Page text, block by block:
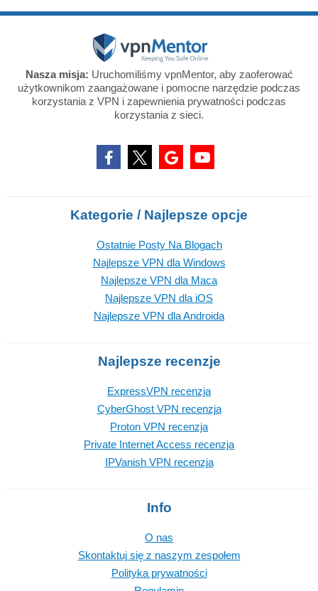
Nasza misja: Uruchomiliśmy vpnMentor, aby zaoferować
użytkownikom zaangażowane i pomocne narzędzie podczas
korzystania z VPN i zapewnienia prywatności podczas
korzystania z sieci.
Kategorie / Najlepsze opcje
Ostatnie Posty Na Blogach
Najlepsze VPN dla Windows
Najlepsze VPN dla Maca
Najlepsze VPN dla iOS
Najlepsze VPN dla Androida
Najlepsze recenzje
ExpressVPN recenzja
CyberGhost VPN recenzja
Proton VPN recenzja
Private Internet Access recenzja
IPVanish VPN recenzja
Info
O nas
Skontaktuj się z naszym zespołem
Polityka prywatności